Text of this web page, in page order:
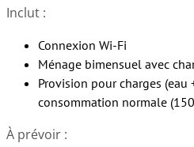
Inclut :
Connexion Wi-Fi
Ménage bimensuel avec
Provision pour charges (eau
consommation normale
À prévoir :